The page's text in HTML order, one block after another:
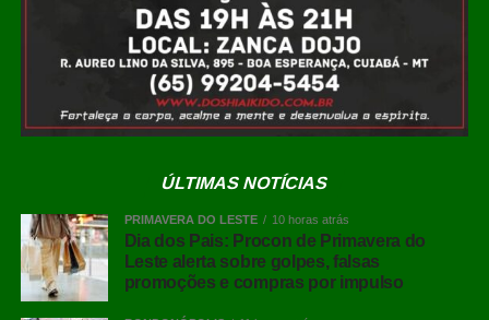
Spa Raízes (Marcos Serrano Miralles), também contam
com adaptações específicas.
Leia Também: Juju Salimeni
esquenta web ao mostrar look para
desfile de carnaval 2023: “Sem
recursos para pessoas com deficiência visual e auditiva.
Mapas táteis, audiodescrição e carrinhos motorizados
estão disponíveis ao longo do circuito. O atendimento em
Língua Brasileira de Sinais (Libras) para visitantes surdos
ÚLTIMAS NOTÍCIAS
PRIMAVERA DO LESTE 10 horas atrás
Dia dos Pais: Procon de Primavera do
Leste alerta sobre golpes, falsas
promoções e compras por impulso